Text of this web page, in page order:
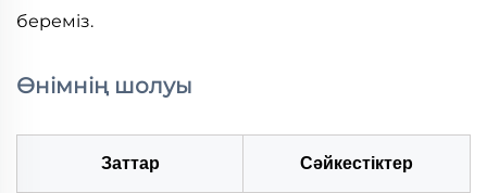
береміз.
Өнімнің шолуы
Заттар Сәйкестіктер